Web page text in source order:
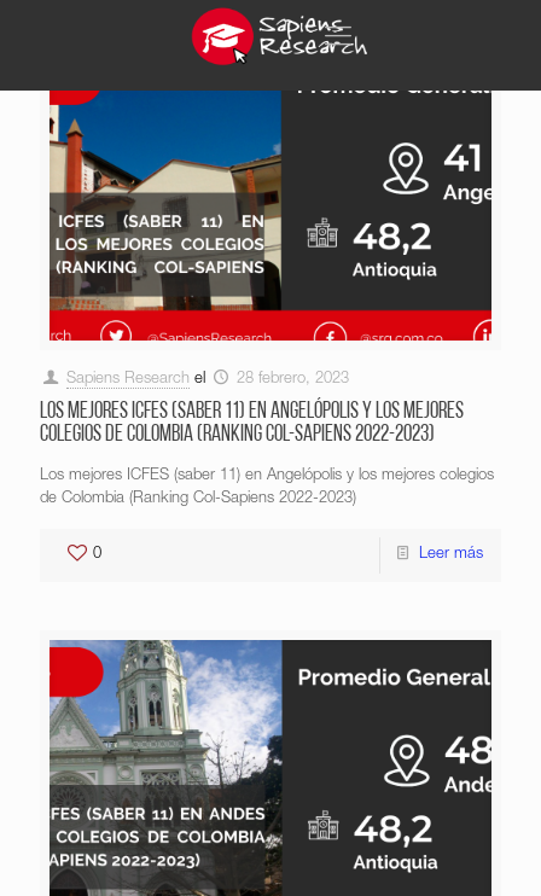
Sapiens Research el 28 febrero, 2023
Los mejores ICFES (saber 11) en Angelópolis y los mejores
colegios de Colombia (Ranking Col-Sapiens 2022-2023)
Los mejores ICFES (saber 11) en Angelópolis y los mejores colegios
de Colombia (Ranking Col-Sapiens 2022-2023)
0 Leer más